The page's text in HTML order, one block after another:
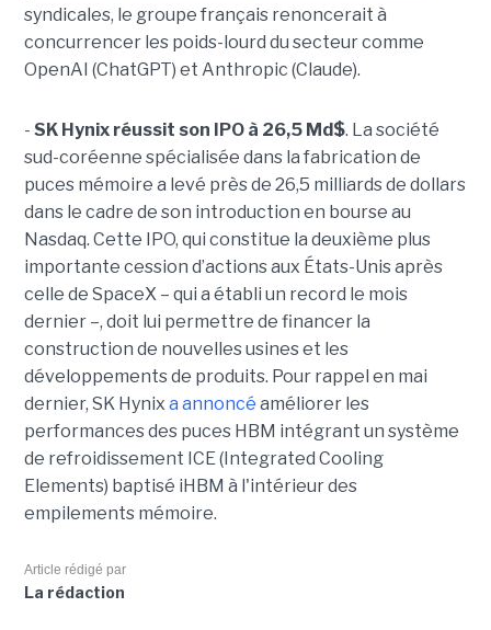
syndicales, le groupe français renoncerait à
concurrencer les poids-lourd du secteur comme
OpenAI (ChatGPT) et Anthropic (Claude).
- SK Hynix réussit son IPO à 26,5 Md$. La société
sud-coréenne spécialisée dans la fabrication de
puces mémoire a levé près de 26,5 milliards de dollars
dans le cadre de son introduction en bourse au
Nasdaq. Cette IPO, qui constitue la deuxième plus
importante cession d’actions aux États-Unis après
celle de SpaceX – qui a établi un record le mois
dernier –, doit lui permettre de financer la
construction de nouvelles usines et les
développements de produits. Pour rappel en mai
dernier, SK Hynix a annoncé améliorer les
performances des puces HBM intégrant un système
de refroidissement ICE (Integrated Cooling
Elements) baptisé iHBM à l'intérieur des
empilements mémoire.
Article rédigé par
La rédaction